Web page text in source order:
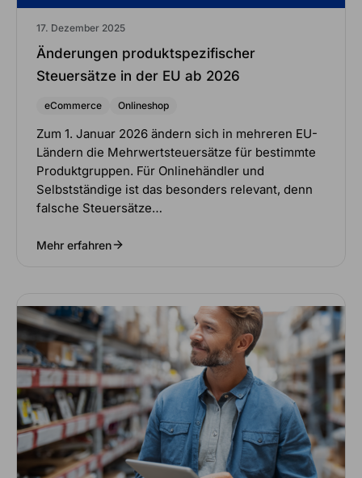
17. Dezember 2025
Änderungen produktspezifischer
Steuersätze in der EU ab 2026
eCommerce Onlineshop
Zum 1. Januar 2026 ändern sich in mehreren EU-
Ländern die Mehrwertsteuersätze für bestimmte
Produktgruppen. Für Onlinehändler und
Selbstständige ist das besonders relevant, denn
falsche Steuersätze…
Mehr erfahren